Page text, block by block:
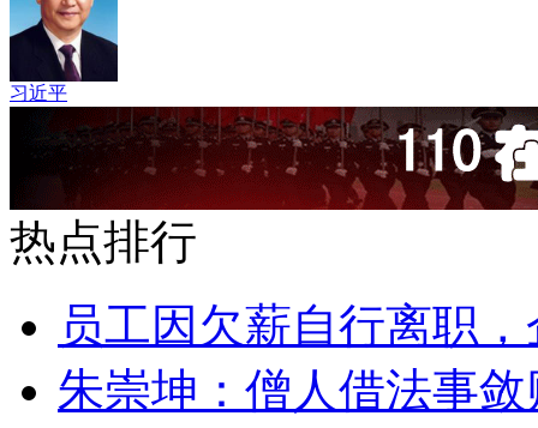
习近平
热点排行
员工因欠薪自行离职
朱崇坤：僧人借法事